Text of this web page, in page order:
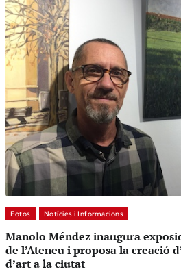
Fotos Notícies i Informacions
Manolo Méndez inaugura
de l’Ateneu i proposa la creació
d’art a la ciutat